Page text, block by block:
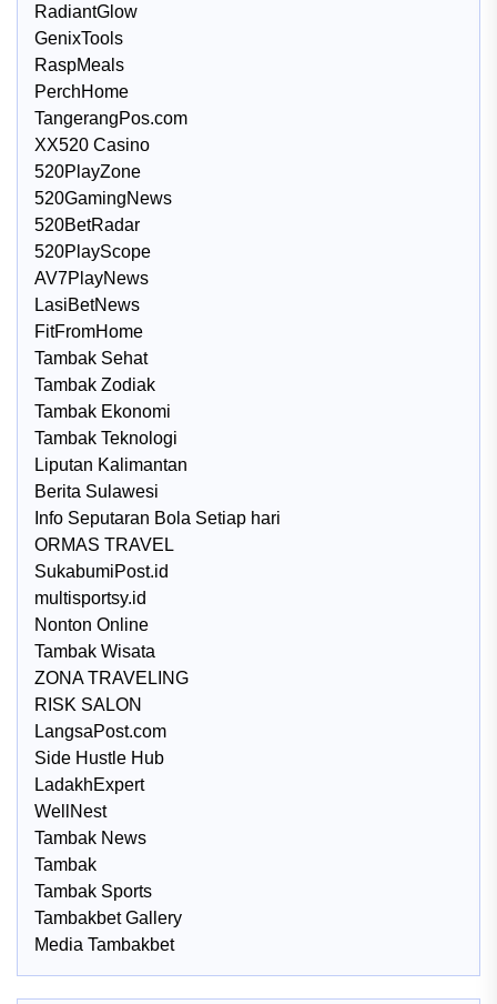
RadiantGlow
GenixTools
RaspMeals
PerchHome
TangerangPos.com
XX520 Casino
520PlayZone
520GamingNews
520BetRadar
520PlayScope
AV7PlayNews
LasiBetNews
FitFromHome
Tambak Sehat
Tambak Zodiak
Tambak Ekonomi
Tambak Teknologi
Liputan Kalimantan
Berita Sulawesi
Info Seputaran Bola Setiap hari
ORMAS TRAVEL
SukabumiPost.id
multisportsy.id
Nonton Online
Tambak Wisata
ZONA TRAVELING
RISK SALON
LangsaPost.com
Side Hustle Hub
LadakhExpert
WellNest
Tambak News
Tambak
Tambak Sports
Tambakbet Gallery
Media Tambakbet